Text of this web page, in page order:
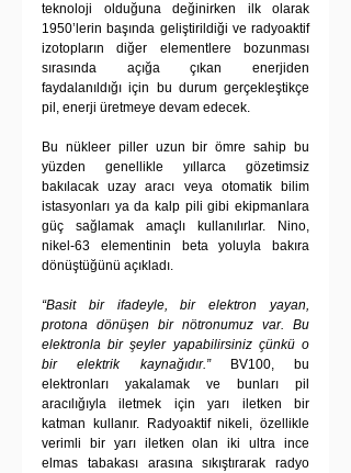
teknoloji olduğuna değinirken ilk olarak
1950’lerin başında geliştirildiği ve radyoaktif
izotopların diğer elementlere bozunması
sırasında açığa çıkan enerjiden
faydalanıldığı için bu durum gerçekleştikçe
pil, enerji üretmeye devam edecek.
Bu nükleer piller uzun bir ömre sahip bu
yüzden genellikle yıllarca gözetimsiz
bakılacak uzay aracı veya otomatik bilim
istasyonları ya da kalp pili gibi ekipmanlara
güç sağlamak amaçlı kullanılırlar. Nino,
nikel-63 elementinin beta yoluyla bakıra
dönüştüğünü açıkladı.
“Basit bir ifadeyle, bir elektron yayan,
protona dönüşen bir nötronumuz var. Bu
elektronla bir şeyler yapabilirsiniz çünkü o
bir elektrik kaynağıdır.” BV100, bu
elektronları yakalamak ve bunları pil
aracılığıyla iletmek için yarı iletken bir
katman kullanır. Radyoaktif nikeli, özellikle
verimli bir yarı iletken olan iki ultra ince
elmas tabakası arasına sıkıştırarak radyo